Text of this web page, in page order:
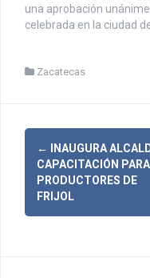
una aprobación
celebrada en la ciudad
Zacatecas
N
v
←
INAUGURA
CAPACITACIÓN PARA
PRODUCTORES DE
FRIJOL